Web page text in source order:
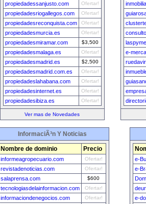
propiedadessanjusto.com Ofertar!
propiedadesriogallegos.com Ofertar!
propiedadesreconquista.com Ofertar!
propiedadesmurcia.es Ofertar!
propiedadesmiramar.com $3,500
propiedadesmalaga.es Ofertar!
propiedadesmadrid.es $2,500
propiedadesmadrid.com.es Ofertar!
propiedadeslahabana.com Ofertar!
propiedadesinternet.es Ofertar!
propiedadesibiza.es Ofertar!
Ver mas de Novedades
e-
InformaciÃ³n Y Noticias
Nombre de dominio Precio
informeagropecuario.com Ofertar!
revistadenoticias.com Ofertar!
salaprensa.com $600
tecnologiasdelainformacion.com Ofertar!
informaciondenegocios.com Ofertar!
e-
e-
e-